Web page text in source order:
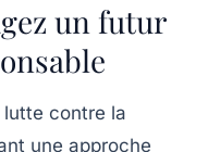
un futur
lutte contre la
une approche